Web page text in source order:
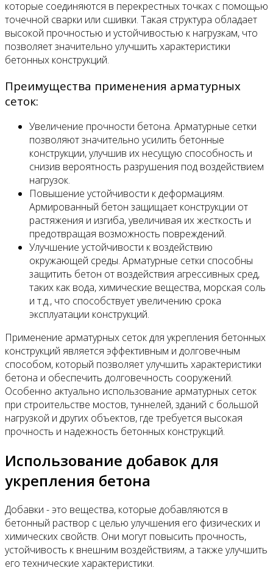
которые соединяются в перекрестных точках с помощью
точечной сварки или сшивки. Такая структура обладает
высокой прочностью и устойчивостью к нагрузкам, что
позволяет значительно улучшить характеристики
бетонных конструкций.
Преимущества применения арматурных
сеток:
Увеличение прочности бетона. Арматурные сетки
позволяют значительно усилить бетонные
конструкции, улучшив их несущую способность и
снизив вероятность разрушения под воздействием
нагрузок.
Повышение устойчивости к деформациям.
Армированный бетон защищает конструкции от
растяжения и изгиба, увеличивая их жесткость и
предотвращая возможность повреждений.
Улучшение устойчивости к воздействию
окружающей среды. Арматурные сетки способны
защитить бетон от воздействия агрессивных сред,
таких как вода, химические вещества, морская соль
и т.д., что способствует увеличению срока
эксплуатации конструкций.
Применение арматурных сеток для укрепления бетонных
конструкций является эффективным и долговечным
способом, который позволяет улучшить характеристики
бетона и обеспечить долговечность сооружений.
Особенно актуально использование арматурных сеток
при строительстве мостов, туннелей, зданий с большой
нагрузкой и других объектов, где требуется высокая
прочность и надежность бетонных конструкций.
Использование добавок для
укрепления бетона
Добавки - это вещества, которые добавляются в
бетонный раствор с целью улучшения его физических и
химических свойств. Они могут повысить прочность,
устойчивость к внешним воздействиям, а также улучшить
его технические характеристики.